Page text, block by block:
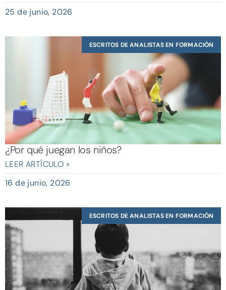
25 de junio, 2026
ESCRITOS DE ANALISTAS EN FORMACIÓN
¿Por qué juegan los niños?
LEER ARTÍCULO »
16 de junio, 2026
ESCRITOS DE ANALISTAS EN FORMACIÓN